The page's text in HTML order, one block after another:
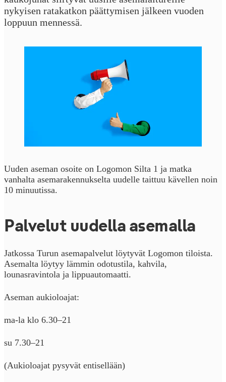
nykyisen ratakatkon päättymisen jälkeen vuoden
loppuun mennessä.
Uuden aseman osoite on Logomon Silta 1 ja matka
vanhalta asemarakennukselta uudelle taittuu kävellen noin
10 minuutissa.
Palvelut uudella asemalla
Jatkossa Turun asemapalvelut löytyvät Logomon tiloista.
Asemalta löytyy lämmin odotustila, kahvila,
lounasravintola ja lippuautomaatti.
Aseman aukioloajat:
ma-la klo 6.30–21
su 7.30–21
(Aukioloajat pysyvät entisellään)